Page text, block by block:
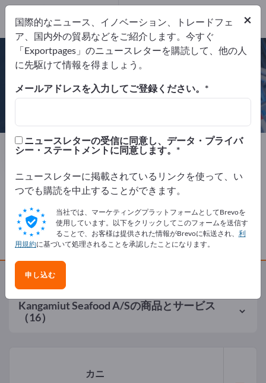
製造元 デンマーク
Website
製品
リクエストを送信
電話
Kangamiut Seafood A/Sの商品とサービス
（16）
カニ
×
国際的なニュース、イノベーション、トレードフェ
ア、国内外の貿易などをご紹介します。今すぐ
「Exportpages」のニュースレターを購読して、他の人
に先駆けて情報を得ましょう。
メールアドレスを入力してご登録ください。
ニュースレターの受信に同意し、データ・プライバ
シー・ステートメントに同意します。
ニュースレターに掲載されているリンクを使って、い
つでも購読を中止することができます。
当社では、マーケティングプラットフォームとしてBrevoを
使用しています。以下をクリックしてこのフォームを送信す
ることで、お客様は提供された情報がBrevoに転送され、 利
用規約に基づいて処理されることを承認したことになります。
申し込む